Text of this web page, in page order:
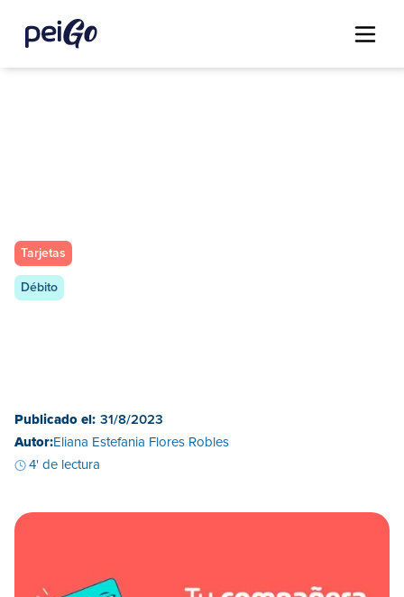
Tarjetas
Débito
Publicado el: 31/8/2023
Autor:Eliana Estefania Flores Robles
4' de lectura